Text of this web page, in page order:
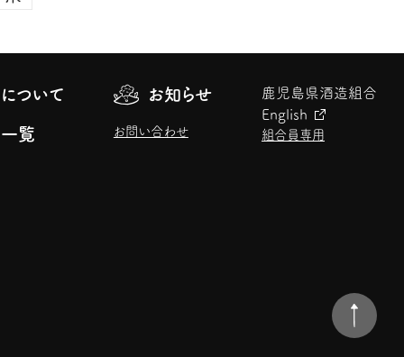
ついて
覧
お知らせ
お問い合わせ
鹿児島県酒造組合
English
組合員専用